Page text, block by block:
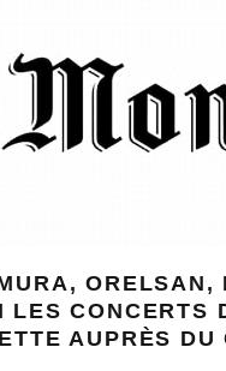
ORELSAN,
LES CONCERTS
AUPRÈS DU